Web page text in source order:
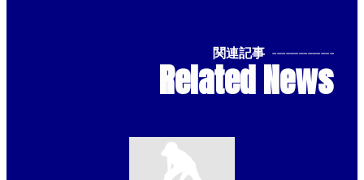
関連記事 --------------
Related News